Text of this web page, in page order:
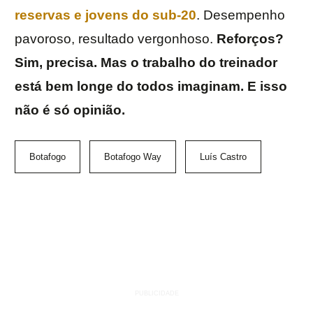
reservas e jovens do sub-20. Desempenho
pavoroso, resultado vergonhoso. Reforços?
Sim, precisa. Mas o trabalho do treinador
está bem longe do todos imaginam. E isso
não é só opinião.
Botafogo Botafogo Way Luís Castro